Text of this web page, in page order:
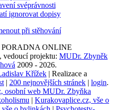
ONLINE
, vedoucí projektu: MUDr. Zbyněk
2009 - 2026.
Křížek | Realizace a
| 200 nejnovějších stránek | login.
osobní web MUDr. Zbyňka
| Kurakovaplice.cz, vše o